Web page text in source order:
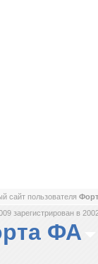
сайт пользователя
зарегистрирован в
ФА